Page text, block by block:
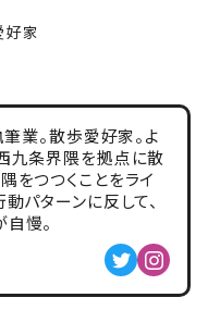
好家
業。散歩愛好家。よ
九条界隈を拠点に散
をつつくことをライ
パターンに反して、
慢。